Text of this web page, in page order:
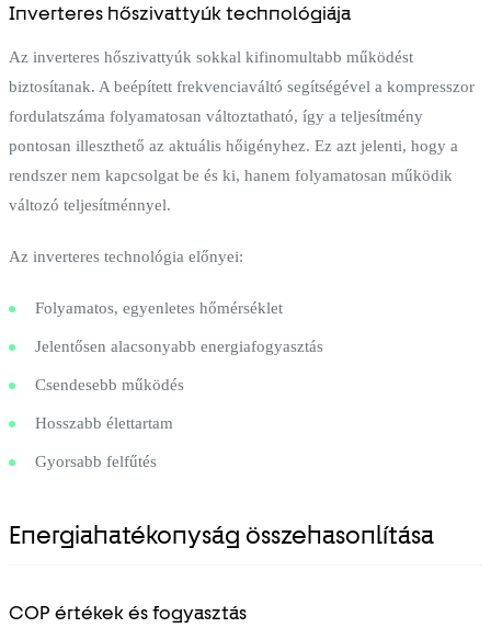
Inverteres hőszivattyúk technológiája
Az inverteres hőszivattyúk sokkal kifinomultabb működést
biztosítanak. A beépített frekvenciaváltó segítségével a kompresszor
fordulatszáma folyamatosan változtatható, így a teljesítmény
pontosan illeszthető az aktuális hőigényhez. Ez azt jelenti, hogy a
rendszer nem kapcsolgat be és ki, hanem folyamatosan működik
változó teljesítménnyel.
Az inverteres technológia előnyei:
Folyamatos, egyenletes hőmérséklet
Jelentősen alacsonyabb energiafogyasztás
Csendesebb működés
Hosszabb élettartam
Gyorsabb felfűtés
Energiahatékonyság összehasonlítása
COP értékek és fogyasztás